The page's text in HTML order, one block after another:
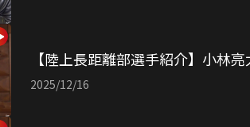
【陸上長距離部選手紹介】小林亮
2025/12/16